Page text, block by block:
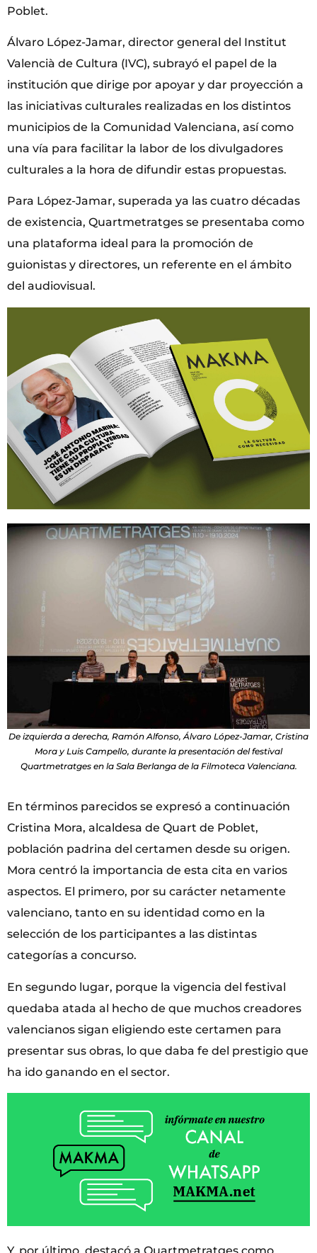
Poblet.
Álvaro López-Jamar, director general del Institut
Valencià de Cultura (IVC), subrayó el papel de la
institución que dirige por apoyar y dar proyección a
las iniciativas culturales realizadas en los distintos
municipios de la Comunidad Valenciana, así como
una vía para facilitar la labor de los divulgadores
culturales a la hora de difundir estas propuestas.
Para López-Jamar, superada ya las cuatro décadas
de existencia, Quartmetratges se presentaba como
una plataforma ideal para la promoción de
guionistas y directores, un referente en el ámbito
del audiovisual.
De izquierda a derecha, Ramón Alfonso, Álvaro López-Jamar, Cristina
Mora y Luis Campello, durante la presentación del festival
Quartmetratges en la Sala Berlanga de la Filmoteca Valenciana.
En términos parecidos se expresó a continuación
Cristina Mora, alcaldesa de Quart de Poblet,
población padrina del certamen desde su origen.
Mora centró la importancia de esta cita en varios
aspectos. El primero, por su carácter netamente
valenciano, tanto en su identidad como en la
selección de los participantes a las distintas
categorías a concurso.
En segundo lugar, porque la vigencia del festival
quedaba atada al hecho de que muchos creadores
valencianos sigan eligiendo este certamen para
presentar sus obras, lo que daba fe del prestigio que
ha ido ganando en el sector.